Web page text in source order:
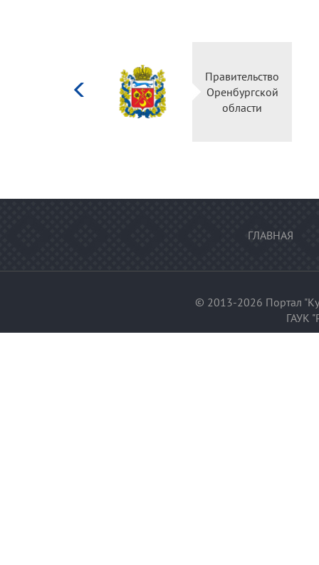
Российской
Правительство
Оренбургской
области
ГЛАВНАЯ
© 2013-2026 Портал
ГАУК